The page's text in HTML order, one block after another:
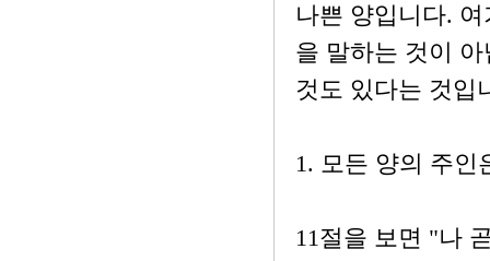
나쁜 양입니다.
을 말하는 것이
것도 있다는 것입
1. 모든 양의 주인
11절을 보면 "나